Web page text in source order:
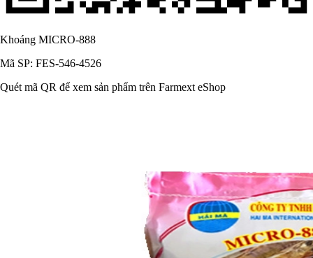
Khoáng MICRO-888
Mã SP: FES-546-4526
Quét mã QR để xem sản phẩm trên Farmext eShop